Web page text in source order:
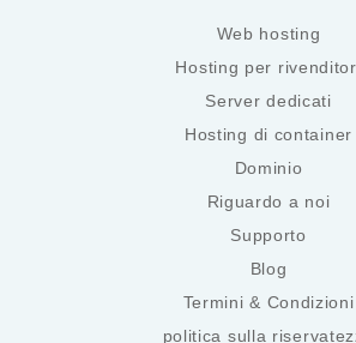
Web hosting
Hosting per
Server dedicati
Hosting di container
Dominio
Riguardo a noi
Supporto
Blog
Termini & Condizioni
politica sulla